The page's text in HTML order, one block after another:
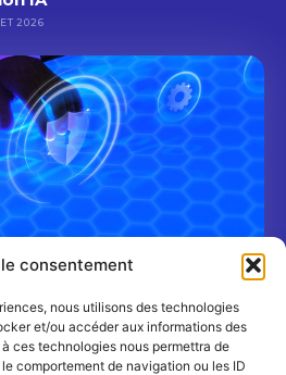
consentement
nous utilisons des technologies
et/ou accéder aux informations des
ces technologies nous permettra de
comportement de navigation ou les ID
2026
risque cyber pour les